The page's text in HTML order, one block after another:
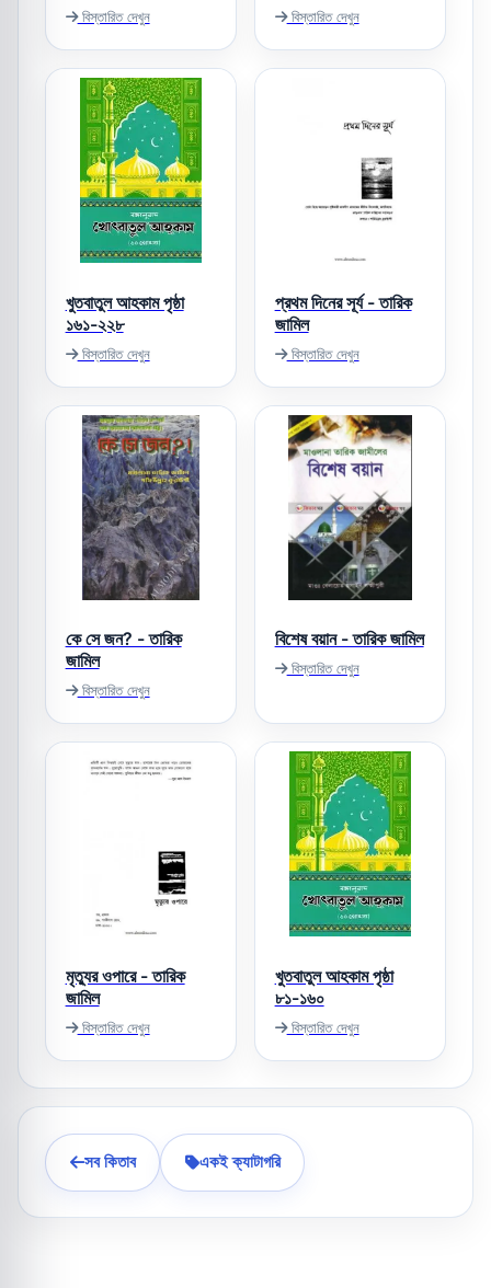
বিস্তারিত দেখুন বিস্তারিত দেখুন
খুতবাতুল আহকাম পৃষ্ঠা
১৬১-২২৮
বিস্তারিত দেখুন
প্রথম দিনের সূর্য - তারিক
জামিল
বিস্তারিত দেখুন
কে সে জন? - তারিক
জামিল
বিস্তারিত দেখুন
বিশেষ বয়ান - তারিক জামিল
বিস্তারিত দেখুন
মৃত্যুর ওপারে - তারিক
জামিল
বিস্তারিত দেখুন
খুতবাতুল আহকাম পৃষ্ঠা
৮১-১৬০
বিস্তারিত দেখুন
সব কিতাব একই ক্যাটাগরি